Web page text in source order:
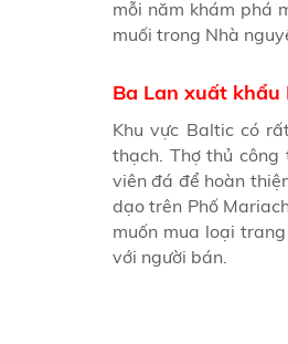
mỗi năm khám phá
muối trong Nhà
Ba Lan xuất
Khu vực Baltic có
thạch. Thợ thủ
viên đá để hoàn
dạo trên Phố
muốn mua loại
với người bán.